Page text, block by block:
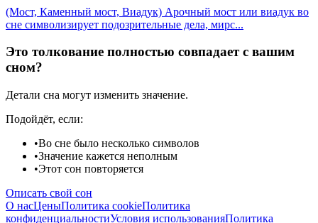
(Мост, Каменный мост, Виадук) Арочный мост или виадук во
сне символизирует подозрительные дела, мирс...
Это толкование полностью совпадает с вашим
сном?
Детали сна могут изменить значение.
Подойдёт, если:
•Во сне было несколько символов
•Значение кажется неполным
•Этот сон повторяется
Описать свой сон
О насЦеныПолитика cookieПолитика
конфиденциальностиУсловия использованияПолитика